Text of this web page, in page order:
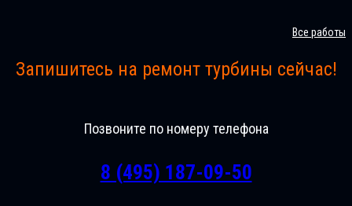
Все работы
Запишитесь на ремонт турбины сейчас!
Позвоните по номеру телефона
8 (495) 187-09-50